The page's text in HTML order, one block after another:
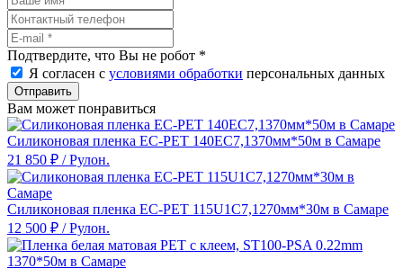
Подтвердите, что Вы не робот *
Я согласен с условиями обработки персональных данных
Отправить
Вам может понравиться
Силиконовая пленка EC-PET 140EC7,1370мм*50м в Самаре
21 850 ₽ / Рулон.
Силиконовая пленка EC-PET 115U1C7,1270мм*30м в Самаре
12 500 ₽ / Рулон.